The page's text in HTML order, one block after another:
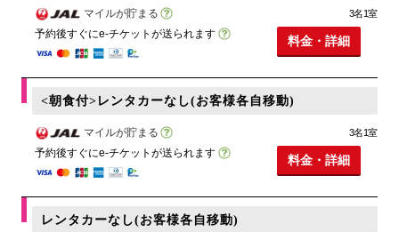
マイルが貯まる
予約後すぐにe-チケットが送られます
3名1室
料金・詳細
<朝食付>レンタカーなし(お客様各自移動)
マイルが貯まる
予約後すぐにe-チケットが送られます
3名1室
料金・詳細
レンタカーなし(お客様各自移動)